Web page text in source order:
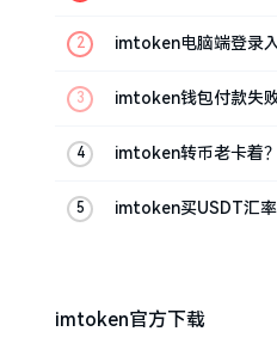
imtoken电脑端登录
imtoken钱包付款失
imtoken转币老卡着
imtoken买USDT汇
imtoken官方下载